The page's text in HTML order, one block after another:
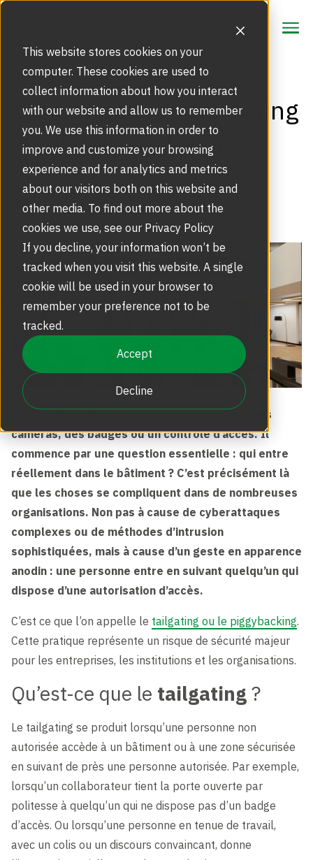
This website stores cookies on your
computer. These cookies are used to
collect information about how you interact
with our website and allow us to remember
you. We use this information in order to
improve and customize your browsing
experience and for analytics and metrics
about our visitors both on this website and
other media. To find out more about the
cookies we use, see our Privacy Policy
If you decline, your information won’t be
tracked when you visit this website. A single
cookie will be used in your browser to
remember your preference not to be
tracked.
Accept
Decline
CONTACT
CONTACT
Solutions et Marchés
Solutions de Sûreté
Reconnaissance Faciale
Segments de Marché
The Power of Two
Solutions D’entrée Sans Contact
BIM et Objets BIM
Produits
Portes Coulissantes | Systèmes
Couloirs Rapides de Contrôle d’Accès
Portes Tournantes
Service
Signaler une panne
Remplacement de vitre
Contrat de service pour portes automatiques
Entretien EN 16005
Outil codes d'erreur portes tournantes
Inspiration
Références
Centre de connaissances NL
Centre de connaissances FR
Top 3 des téléchargements
À Propos
Notre histoire
Groupe Boon Edam
Postes Vacants
L’Expérience Boon Edam
Les dangers du tailgating
sur le lieu de travail
TAILGATING,SÉCURITÉ ET CONTRÔLE D'ACCÈS
Un bâtiment sécurisé ne commence pas par des
caméras, des badges ou un contrôle d’accès. Il
commence par une question essentielle : qui entre
réellement dans le bâtiment ? C’est précisément là
que les choses se compliquent dans de nombreuses
organisations. Non pas à cause de cyberattaques
complexes ou de méthodes d’intrusion
sophistiquées, mais à cause d’un geste en apparence
anodin : une personne entre en suivant quelqu’un qui
dispose d’une autorisation d’accès.
C’est ce que l’on appelle le tailgating ou le piggybacking.
Cette pratique représente un risque de sécurité majeur
pour les entreprises, les institutions et les organisations.
Qu’est-ce que le tailgating?
Le tailgating se produit lorsqu’une personne non
autorisée accède à un bâtiment ou à une zone sécurisée
en suivant de près une personne autorisée. Par exemple,
lorsqu’un collaborateur tient la porte ouverte par
politesse à quelqu’un qui ne dispose pas d’un badge
d’accès. Ou lorsqu’une personne en tenue de travail,
avec un colis ou un discours convaincant, donne